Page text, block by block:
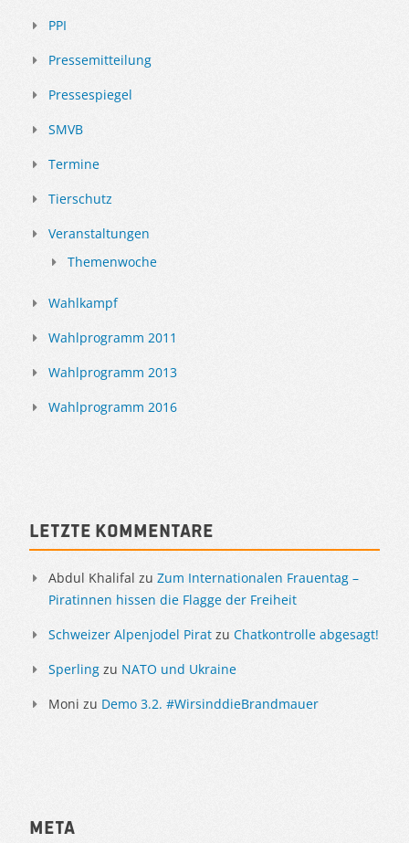
PPI
Pressemitteilung
Pressespiegel
SMVB
Termine
Tierschutz
Veranstaltungen
Themenwoche
Wahlkampf
Wahlprogramm 2011
Wahlprogramm 2013
Wahlprogramm 2016
Letzte Kommentare
Abdul Khalifal zu Zum Internationalen Frauentag –
Piratinnen hissen die Flagge der Freiheit
Schweizer Alpenjodel Pirat zu Chatkontrolle abgesagt!
Sperling zu NATO und Ukraine
Moni zu Demo 3.2. #WirsinddieBrandmauer
Meta